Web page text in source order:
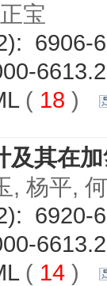
宝
6906-
( 18 )
及其在
, 杨平,
6920-
( 14 )